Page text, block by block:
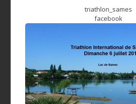
triathlon_sames
facebook